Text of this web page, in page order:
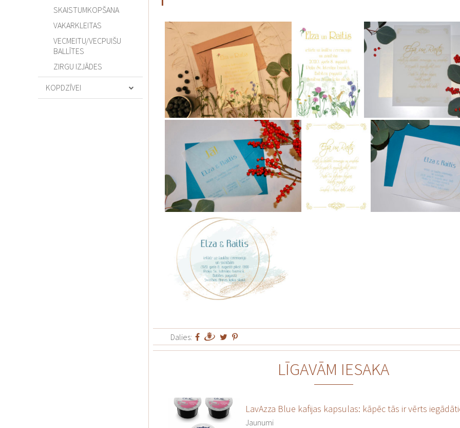
SKAISTUMKOPŠANA
VAKARKLEITAS
VECMEITU/VECPUIŠU
BALLĪTES
ZIRGU IZJĀDES
KOPDZĪVEI
Dalies:
LĪGAVĀM IESAKA
LavAzza Blue kafijas kapsulas: kāpēc tās ir vērts
Jaunumi